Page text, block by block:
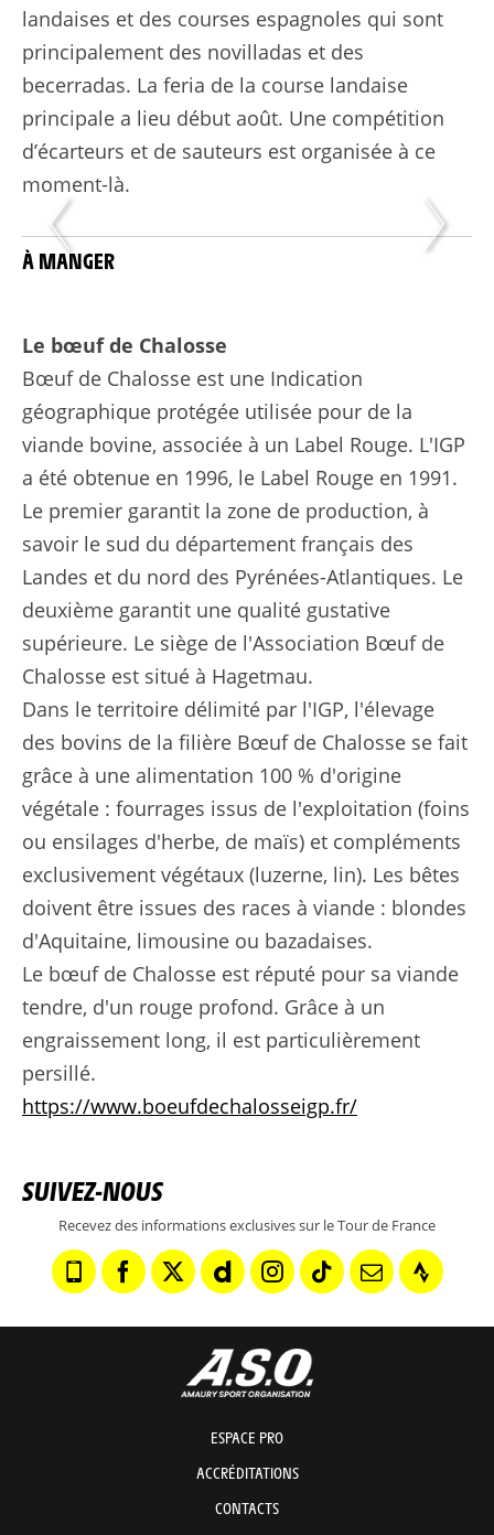
landaises et des courses espagnoles qui sont
principalement des novilladas et des
becerradas. La feria de la course landaise
principale a lieu début août. Une compétition
d’écarteurs et de sauteurs est organisée à ce
moment-là.
À MANGER
Le bœuf de Chalosse
Bœuf de Chalosse est une Indication
géographique protégée utilisée pour de la
viande bovine, associée à un Label Rouge. L'IGP
a été obtenue en 1996, le Label Rouge en 1991.
Le premier garantit la zone de production, à
savoir le sud du département français des
Landes et du nord des Pyrénées-Atlantiques. Le
deuxième garantit une qualité gustative
supérieure. Le siège de l'Association Bœuf de
Chalosse est situé à Hagetmau.
Dans le territoire délimité par l'IGP, l'élevage
des bovins de la filière Bœuf de Chalosse se fait
grâce à une alimentation 100 % d'origine
végétale : fourrages issus de l'exploitation (foins
ou ensilages d'herbe, de maïs) et compléments
exclusivement végétaux (luzerne, lin). Les bêtes
doivent être issues des races à viande : blondes
d'Aquitaine, limousine ou bazadaises.
Le bœuf de Chalosse est réputé pour sa viande
tendre, d'un rouge profond. Grâce à un
engraissement long, il est particulièrement
persillé.
https://www.boeufdechalosseigp.fr/
SUIVEZ-NOUS
Recevez des informations exclusives sur le Tour de France
ESPACE PRO
ACCRÉDITATIONS
CONTACTS